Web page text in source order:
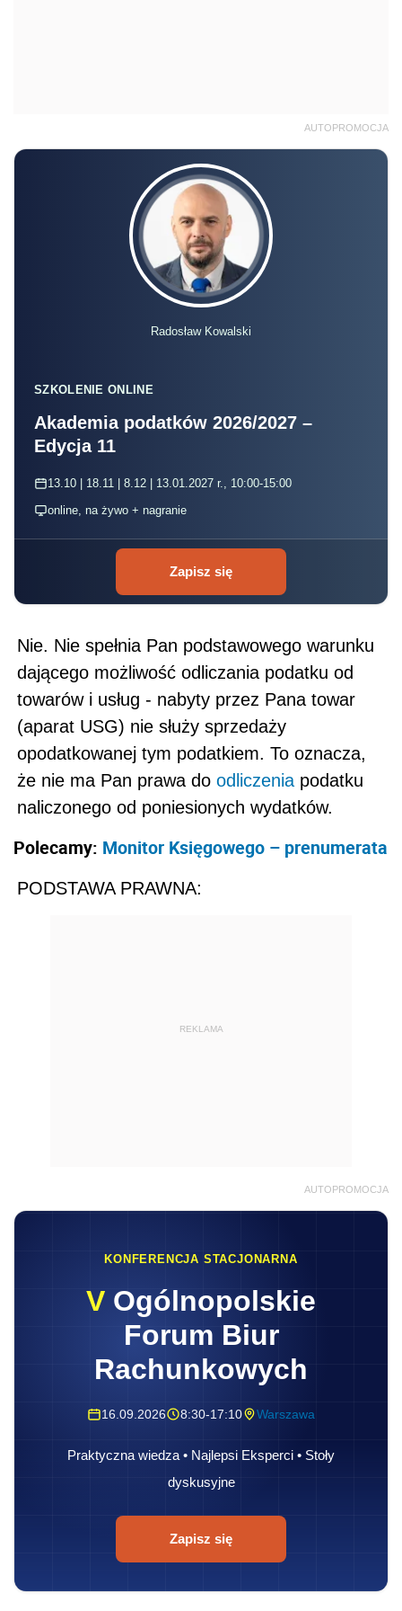
AUTOPROMOCJA
Radosław Kowalski
SZKOLENIE ONLINE
Akademia podatków 2026/2027 –
Edycja 11
13.10 | 18.11 | 8.12 | 13.01.2027 r., 10:00-15:00
online, na żywo + nagranie
Zapisz się
Nie. Nie spełnia Pan podstawowego warunku
dającego możliwość odliczania podatku od
towarów i usług - nabyty przez Pana towar
(aparat USG) nie służy sprzedaży
opodatkowanej tym podatkiem. To oznacza,
że nie ma Pan prawa do odliczenia podatku
naliczonego od poniesionych wydatków.
Polecamy: Monitor Księgowego – prenumerata
PODSTAWA PRAWNA:
REKLAMA
AUTOPROMOCJA
KONFERENCJA STACJONARNA
V Ogólnopolskie
Forum Biur
Rachunkowych
16.09.2026 8:30-17:10 Warszawa
Praktyczna wiedza • Najlepsi Eksperci • Stoły
dyskusyjne
Zapisz się